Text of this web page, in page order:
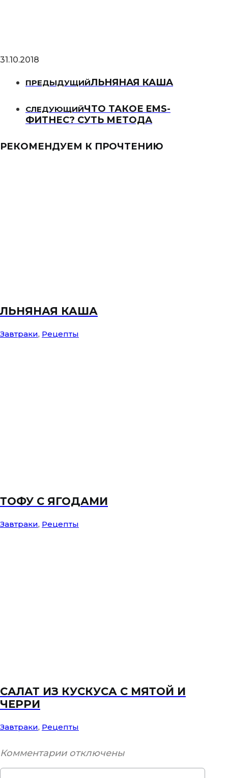
31.10.2018
ПРЕДЫДУЩИЙЛЬНЯНАЯ КАША
СЛЕДУЮЩИЙЧТО ТАКОЕ EMS-
ФИТНЕС? СУТЬ МЕТОДА
РЕКОМЕНДУЕМ К ПРОЧТЕНИЮ
ЛЬНЯНАЯ КАША
Завтраки, Рецепты
ТОФУ С ЯГОДАМИ
Завтраки, Рецепты
САЛАТ ИЗ КУСКУСА С МЯТОЙ И
ЧЕРРИ
Завтраки, Рецепты
Комментарии отключены